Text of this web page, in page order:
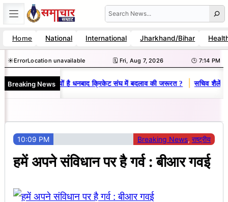
Skip
to
content
Search
Home National International Jharkhand/Bihar
☀️ErrorLocation unavailable 🗓️ Fri, Aug 7, 2026 🕒 7:14 PM
Breaking News
विनय राज : जानें क्यों है धनबाद क्रिकेट संघ में बदलाव की जरूरत ? | सचिव शैलेंद्र
10:09 PM Breaking News, राष्ट्रीय
हमें अपने संविधान पर है गर्व : बीआर गवई